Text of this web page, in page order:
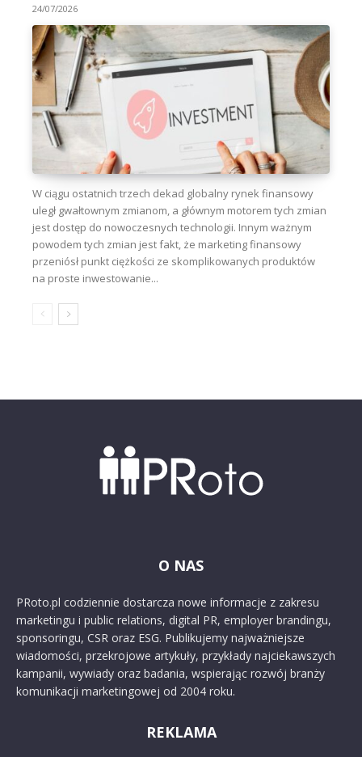
24/07/2026
W ciągu ostatnich trzech dekad globalny rynek finansowy
uległ gwałtownym zmianom, a głównym motorem tych zmian
jest dostęp do nowoczesnych technologii. Innym ważnym
powodem tych zmian jest fakt, że marketing finansowy
przeniósł punkt ciężkości ze skomplikowanych produktów
na proste inwestowanie...
O NAS
PRoto.pl codziennie dostarcza nowe informacje z zakresu
marketingu i public relations, digital PR, employer brandingu,
sponsoringu, CSR oraz ESG. Publikujemy najważniejsze
wiadomości, przekrojowe artykuły, przykłady najciekawszych
kampanii, wywiady oraz badania, wspierając rozwój branży
komunikacji marketingowej od 2004 roku.
REKLAMA